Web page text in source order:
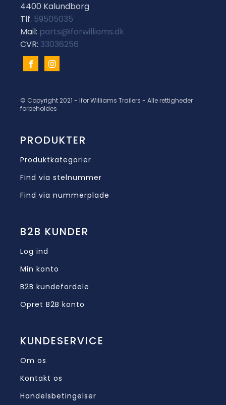
4400 Kalundborg
Tlf. 59505035
Mail: parts@iforwilliams.dk
CVR: 33036256
© Copyright 2021 - Ifor Williams Trailers - Alle rettigheder
forbeholdes
PRODUKTER
Produktkategorier
Find via stelnummer
Find via nummerplade
B2B KUNDER
Log ind
Min konto
B2B kundefordele
Opret B2B konto
KUNDESERVICE
Om os
Kontakt os
Handelsbetingelser